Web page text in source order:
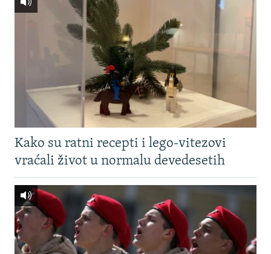
Kako su ratni recepti i lego-vitezovi
vraćali život u normalu devedesetih